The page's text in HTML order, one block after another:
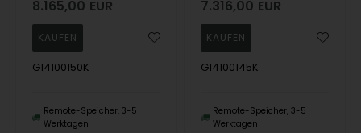
8.165,00 EUR
G14100150K
Remote-Speicher, 3-5
Werktagen
7.316,00 EUR
G14100145K
Remote-Speicher, 3-5
Werktagen